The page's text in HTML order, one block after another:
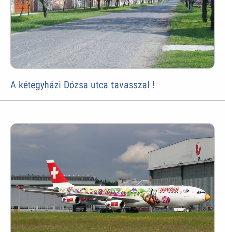
A kétegyházi Dózsa utca tavasszal !